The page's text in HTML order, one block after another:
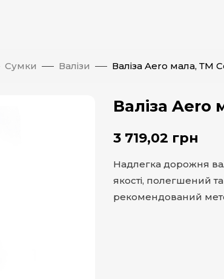
Сумки Валізи Валіза Aero мала, ТМ
Валіза
3 719,02 грн
Надлегка дорожня
якості, полегшений
рекомендований